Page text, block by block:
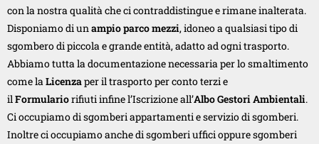
con la nostra qualità che ci contraddistingue e rimane inalterata.
Disponiamo di unampio parco mezzi, idoneo a qualsiasi tipo di
sgombero di piccola e grande entità, adatto ad ogni trasporto.
Abbiamo tutta la documentazione necessaria per lo smaltimento
come laLicenzaper il trasporto per conto terzi e
ilFormulariorifiuti infine l’Iscrizione all’Albo Gestori Ambientali.
Ci occupiamo di sgomberi appartamenti e servizio di sgomberi.
Inoltre ci occupiamo anche di sgomberi uffici oppure sgomberi